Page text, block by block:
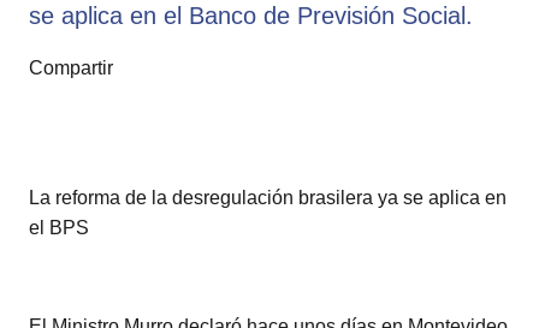
se aplica en el Banco de Previsión Social.
Compartir
La reforma de la desregulación brasilera ya se aplica en
el BPS